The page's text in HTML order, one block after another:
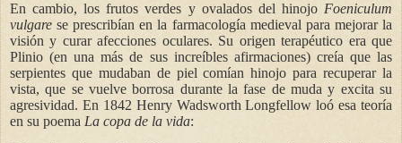
En cambio, los frutos verdes y ovalados del hinojo Foeniculum
vulgare se prescribían en la farmacología medieval para mejorar la
visión y curar afecciones oculares. Su origen terapéutico era que
Plinio (en una más de sus increíbles afirmaciones) creía que las
serpientes que mudaban de piel comían hinojo para recuperar la
vista, que se vuelve borrosa durante la fase de muda y excita su
agresividad. En 1842 Henry Wadsworth Longfellow loó esa teoría
en su poema La copa de la vida: